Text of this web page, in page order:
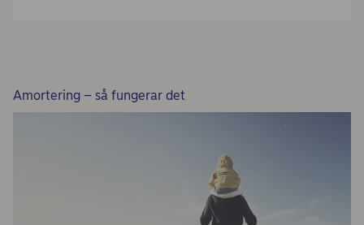
Amortering – så fungerar det